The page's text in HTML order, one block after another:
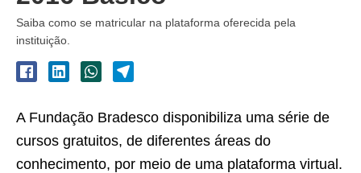
Saiba como se matricular na plataforma oferecida pela
instituição.
A Fundação Bradesco disponibiliza uma série de
cursos gratuitos, de diferentes áreas do
conhecimento, por meio de uma plataforma virtual.